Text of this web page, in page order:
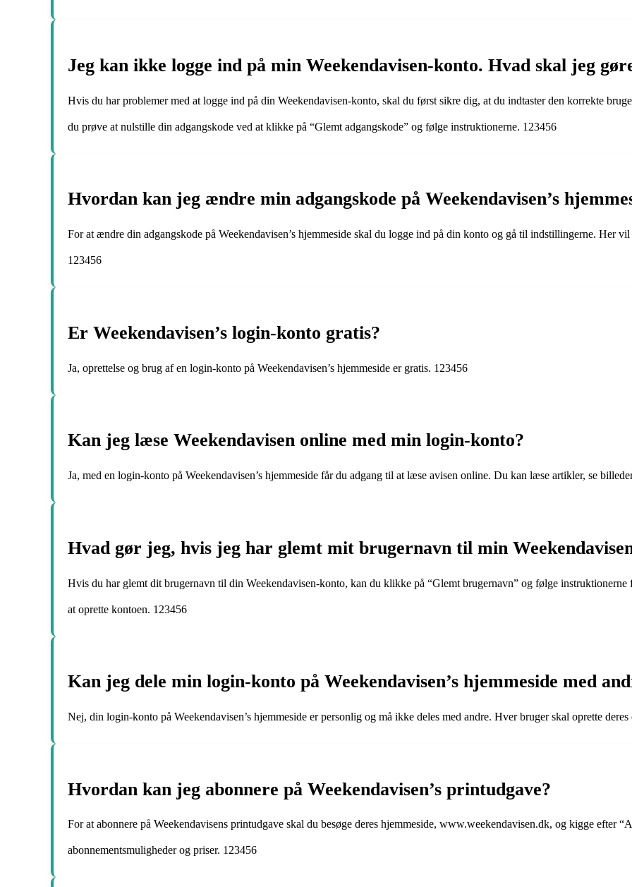
Jeg kan ikke logge ind på min Weekendavisen-konto. Hvad skal jeg
Hvis du har problemer med at logge ind på din Weekendavisen-konto, skal du først sikre dig, at du indtaster den korrekte
du prøve at nulstille din adgangskode ved at klikke på “Glemt adgangskode” og følge instruktionerne. 123456
Hvordan kan jeg ændre min adgangskode på Weekendavisen’s
For at ændre din adgangskode på Weekendavisen’s hjemmeside skal du logge ind på din konto og gå til indstillingerne. Her
123456
Er Weekendavisen’s login-konto gratis?
Ja, oprettelse og brug af en login-konto på Weekendavisen’s hjemmeside er gratis. 123456
Kan jeg læse Weekendavisen online med min login-konto?
Ja, med en login-konto på Weekendavisen’s hjemmeside får du adgang til at læse avisen online. Du kan læse artikler, se
Hvad gør jeg, hvis jeg har glemt mit brugernavn til min
Hvis du har glemt dit brugernavn til din Weekendavisen-konto, kan du klikke på “Glemt brugernavn” og følge instruktionerne
at oprette kontoen. 123456
Kan jeg dele min login-konto på Weekendavisen’s hjemmeside med
Nej, din login-konto på Weekendavisen’s hjemmeside er personlig og må ikke deles med andre. Hver bruger skal oprette
Hvordan kan jeg abonnere på Weekendavisen’s printudgave?
For at abonnere på Weekendavisens printudgave skal du besøge deres hjemmeside, www.weekendavisen.dk, og kigge efter
abonnementsmuligheder og priser. 123456